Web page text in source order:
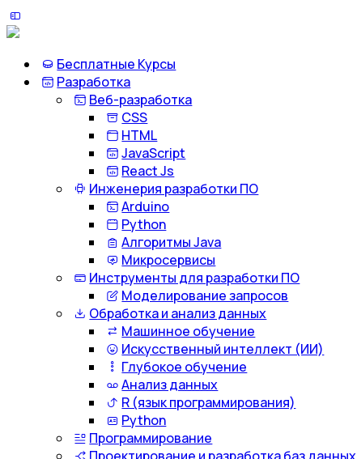
Бесплатные Курсы
Разработка
Веб-разработка
CSS
HTML
JavaScript
React Js
Инженерия разработки ПО
Arduino
Python
Алгоритмы Java
Микросервисы
Инструменты для разработки ПО
Моделирование запросов
Обработка и анализ данных
Машинное обучение
Искусственный интеллект (ИИ)
Глубокое обучение
Анализ данных
R (язык программирования)
Python
Программирование